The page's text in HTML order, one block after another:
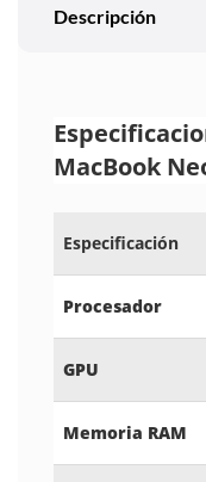
Descripción
MacBook
Especificación
Procesador
GPU
Memoria RAM